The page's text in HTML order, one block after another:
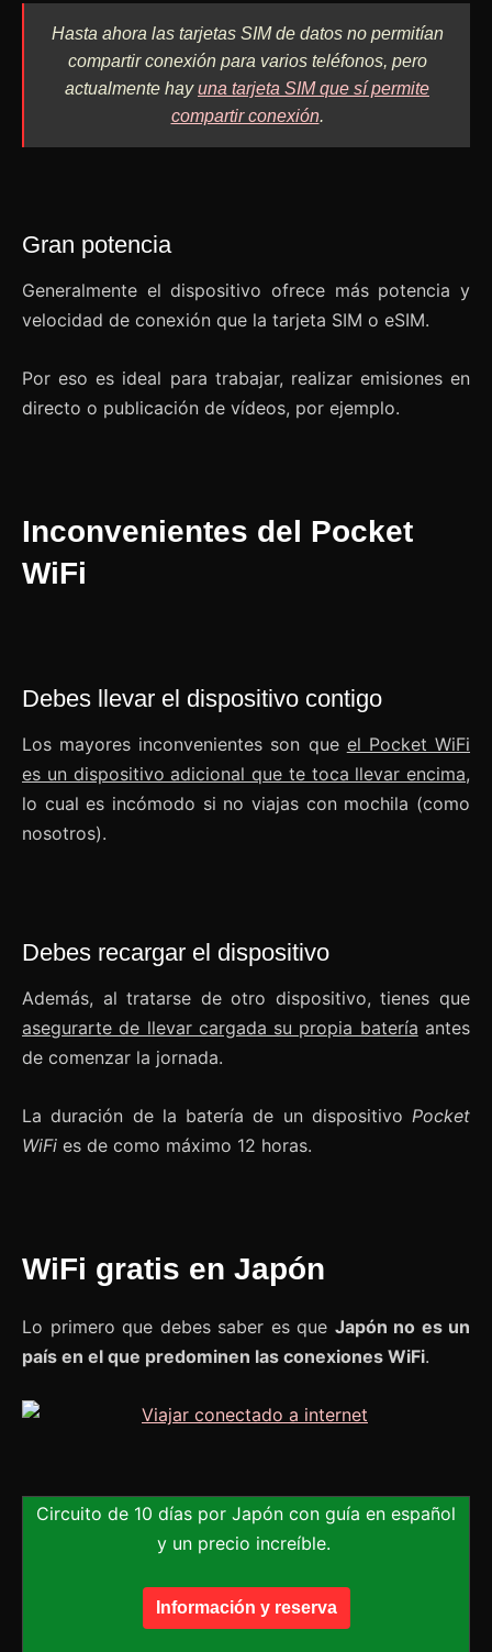
Hasta ahora las tarjetas SIM de datos no permitían
compartir conexión para varios teléfonos, pero
actualmente hayuna tarjeta SIM que sí permite
compartir conexión.
Gran potencia
Generalmente el dispositivo ofrece más potencia y
velocidad de conexión que la tarjeta SIM o eSIM.
Por eso es ideal para trabajar, realizar emisiones en
directo o publicación de vídeos, por ejemplo.
Inconvenientes del Pocket
WiFi
Debes llevar el dispositivo contigo
Los mayores inconvenientes son que el Pocket WiFi
es un dispositivo adicional que te toca llevar encima,
lo cual es incómodo si no viajas con mochila (como
nosotros).
Debes recargar el dispositivo
Además, al tratarse de otro dispositivo, tienes que
asegurarte de llevar cargada su propia batería antes
de comenzar la jornada.
La duración de la batería de un dispositivo Pocket
WiFi es de como máximo 12 horas.
WiFi gratis en Japón
Lo primero que debes saber es que Japón no es un
país en el que predominen las conexiones WiFi.
Circuito de 10 días por Japón con guía en español
y un precio increíble.
Información y reserva